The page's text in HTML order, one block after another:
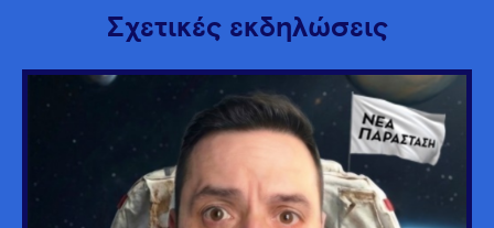
Σχετικές εκδηλώσεις